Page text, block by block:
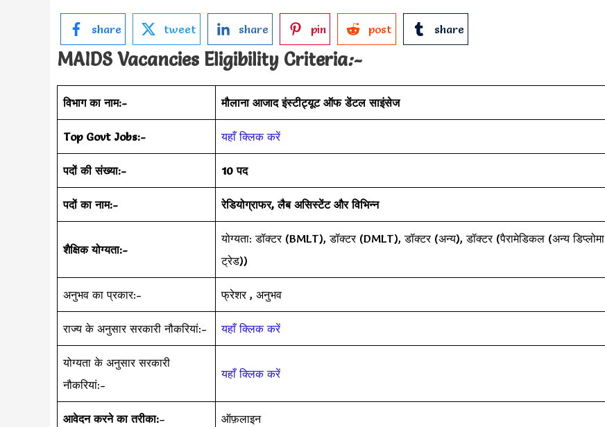
share tweet share pin post share
MAIDS Vacancies Eligibility Criteria:-
विभाग का नाम:- मौलाना आजाद इंस्टीट्यूट ऑफ डेंटल साइंसेज
Top Govt Jobs:- यहाँ क्लिक करें
पदों की संख्या:- 10 पद
पदों का नाम:- रेडियोग्राफर, लैब असिस्टेंट और विभिन्न
शैक्षिक योग्यता:-
योग्यता: डॉक्टर (BMLT), डॉक्टर (DMLT), डॉक्टर (अन्य), डॉक्टर (पैरामेडिकल (अन्य डिप्लोमा
ट्रेड))
अनुभव का प्रकार:- फ्रेशर , अनुभव
राज्य के अनुसार सरकारी नौकरियां:- यहाँ क्लिक करें
योग्यता के अनुसार सरकारी
नौकरियां:-
यहाँ क्लिक करें
आवेदन करने का तरीका:– ऑफ़लाइन